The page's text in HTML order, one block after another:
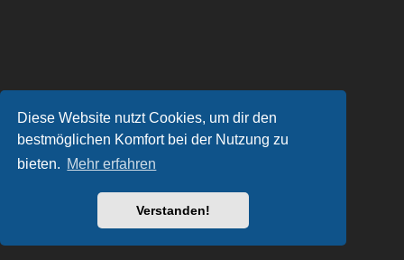
Diese Website nutzt Cookies, um dir den
bestmöglichen Komfort bei der Nutzung zu
bieten. Mehr erfahren
Verstanden!